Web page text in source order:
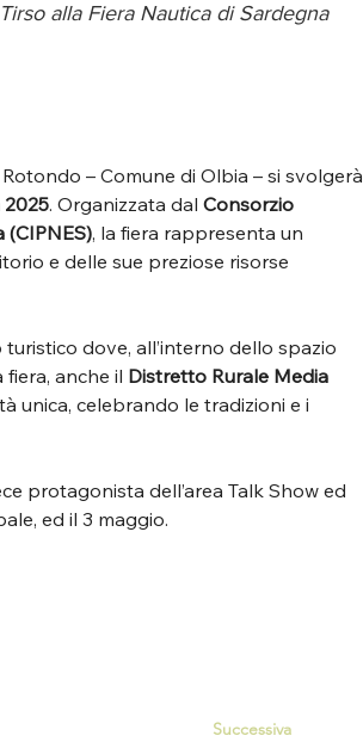
alla Fiera Nautica di Sardegna
– Comune di Olbia – si svolgerà
2025. Organizzata dal Consorzio
, la fiera rappresenta un
e delle sue preziose risorse
dove, all’interno dello spazio
anche il Distretto Rurale Media
unica, celebrando le tradizioni e i
protagonista dell’area Talk Show ed
ed il 3 maggio.
Successiva